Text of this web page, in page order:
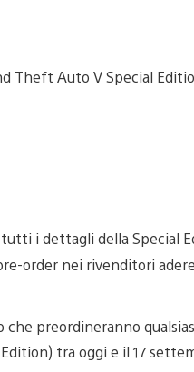
i dettagli della Special
order nei rivenditori
che preordineranno
tra oggi e il 17